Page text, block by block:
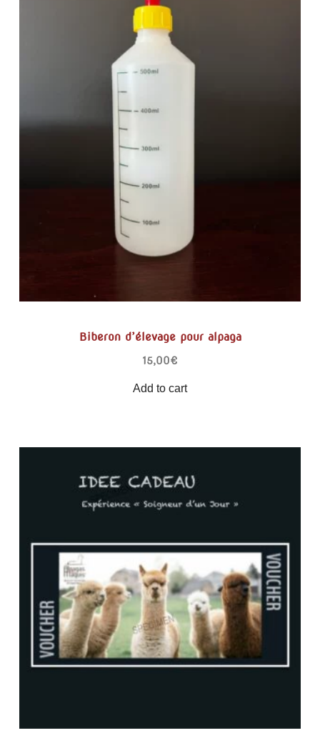
Biberon d’élevage pour alpaga
15,00€
Add to cart